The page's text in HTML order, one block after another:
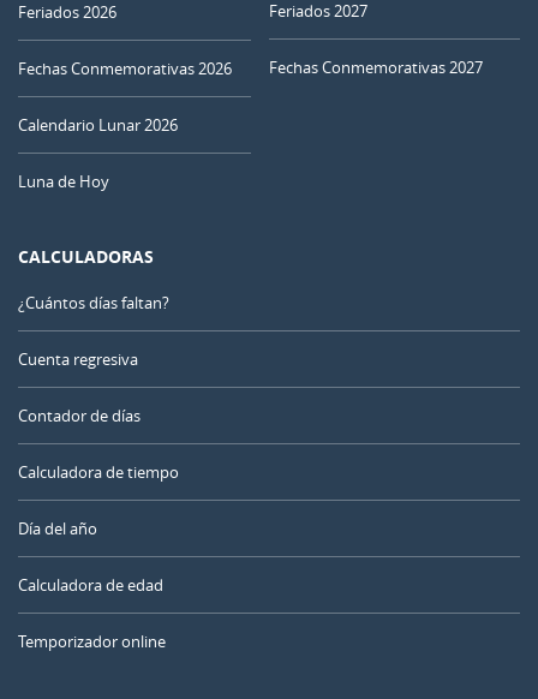
Feriados 2026
Fechas Conmemorativas 2026
Calendario Lunar 2026
Luna de Hoy
Feriados 2027
Fechas Conmemorativas 2027
CALCULADORAS
¿Cuántos días faltan?
Cuenta regresiva
Contador de días
Calculadora de tiempo
Día del año
Calculadora de edad
Temporizador online